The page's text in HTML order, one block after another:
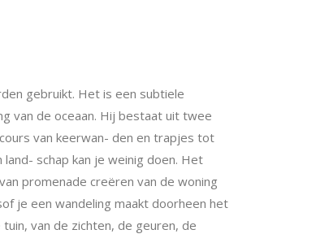
gebruikt. Het is een subtiele
van de oceaan. Hij bestaat uit twee
van keerwan- den en trapjes tot
land- schap kan je weinig doen. Het
promenade creëren van de woning
je een wandeling maakt doorheen het
van de zichten, de geuren, de